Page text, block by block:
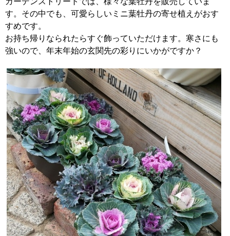
す。その中でも、可愛らしいミニ葉牡丹の寄せ植えがおす
すめです。
お持ち帰りなられたらすぐ飾っていただけます。寒さにも
強いので、年末年始の玄関先の彩りにいかがですか？